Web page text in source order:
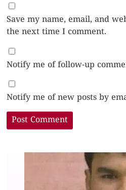
Save my name, email, and
the next time I comment.
Notify me of follow-up
Notify me of new posts by